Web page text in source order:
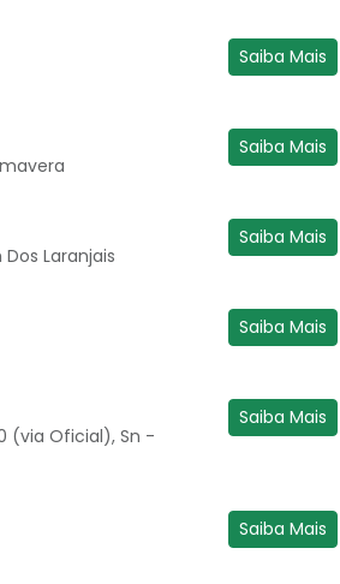
Saiba Mais
Saiba Mais
Laranjais
Saiba Mais
Saiba Mais
(via Oficial), Sn -
Saiba Mais
Saiba Mais